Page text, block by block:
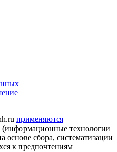
применяются
(информационные технологии
основе сбора, систематизации
к предпочтениям